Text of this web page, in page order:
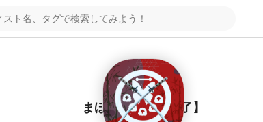
まほろば本丸【終了】